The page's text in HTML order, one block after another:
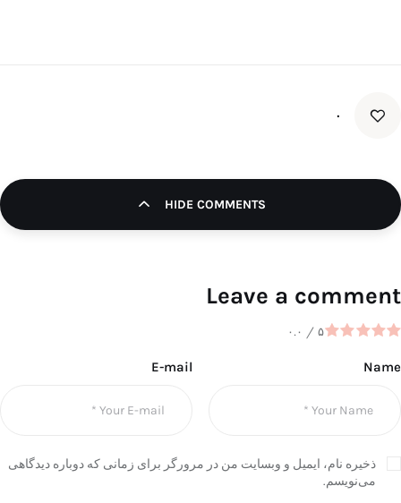
۰
HIDE COMMENTS
Leave a comment
۰.۰ / ۵
Name
E-mail
ذخیره نام، ایمیل و وبسایت من در مرورگر برای زمانی که دوباره دیدگاهی
می‌نویسم.